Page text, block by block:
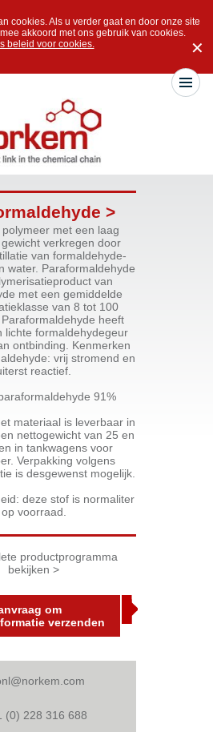
cookies. Als u verder gaat en door onze site
akkoord met ons gebruik van cookies.
beleid voor cookies.
✕
>
met een laag
verkregen door
van formaldehyde-
water. Paraformaldehyde
van
met een gemiddelde
van 8 tot 100
heeft
lichte formaldehydegeur
ontbinding. Kenmerken
vrij stromend en
reactief.
91%
materiaal is leverbaar in
nettogewicht van 25 en
in tankwagens voor
Verpakking volgens
is desgewenst mogelijk.
deze stof is normaliter
op voorraad.
productprogramma
bekijken >
om
verzenden
(0) 228 316 688